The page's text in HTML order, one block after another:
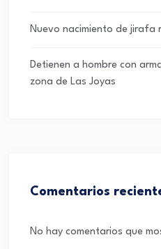
Nuevo nacimiento de jirafa
Detienen a hombre con
zona de Las Joyas
Comentarios
No hay comentarios que